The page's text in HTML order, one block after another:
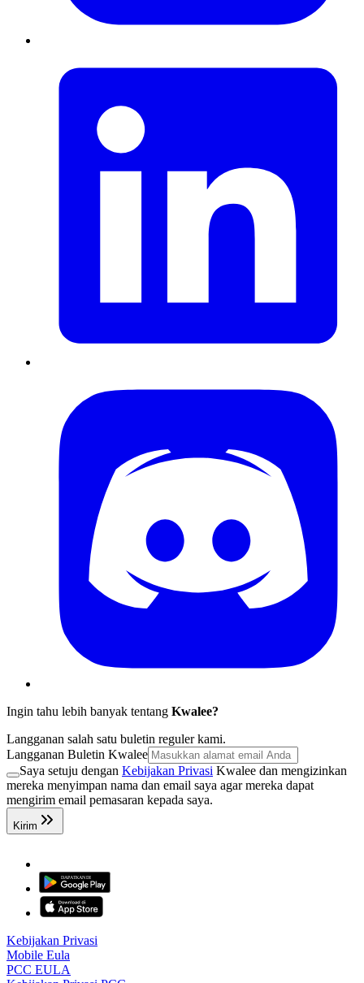
Ingin tahu lebih banyak tentang Kwalee?
Langganan salah satu buletin reguler kami.
Langganan Buletin Kwalee
Saya setuju dengan Kebijakan Privasi Kwalee dan mengizinkan
mereka menyimpan nama dan email saya agar mereka dapat
mengirim email pemasaran kepada saya.
Kirim
Kebijakan Privasi
Mobile Eula
PCC EULA